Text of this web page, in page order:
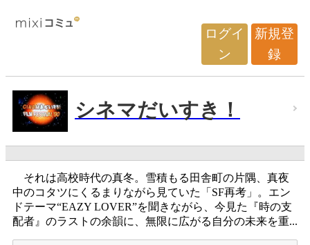
ログイ
ン
新規登
録
シネマだいすき！
それは高校時代の真冬。雪積もる田舎町の片隅、真夜
中のコタツにくるまりながら見ていた「SF再考」。エン
ドテーマ“EAZY LOVER”を聞きながら、今見た『時の支
配者』のラストの余韻に、無限に広がる自分の未来を重...